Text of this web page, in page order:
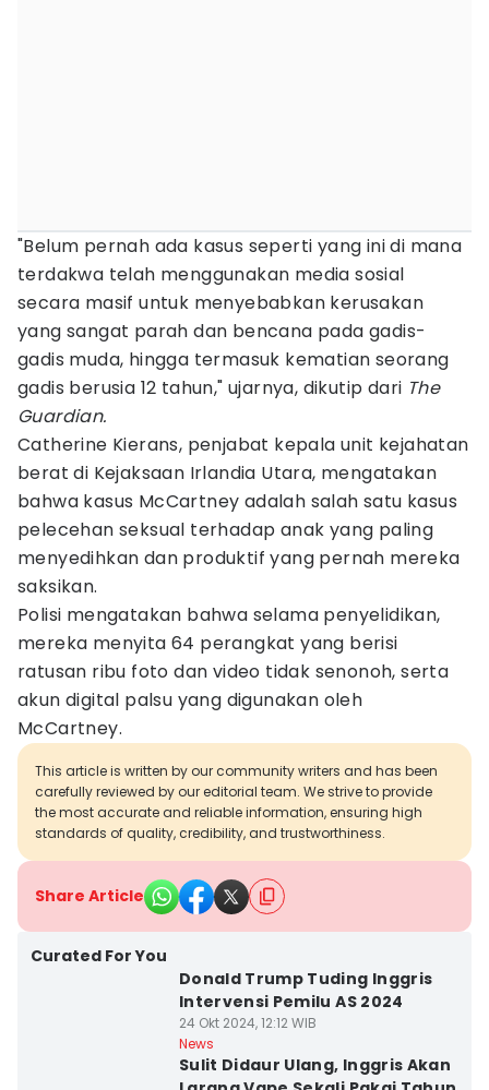
"Belum pernah ada kasus seperti yang ini di mana
terdakwa telah menggunakan media sosial
secara masif untuk menyebabkan kerusakan
yang sangat parah dan bencana pada gadis-
gadis muda, hingga termasuk kematian seorang
gadis berusia 12 tahun," ujarnya, dikutip dari The
Guardian.
Catherine Kierans, penjabat kepala unit kejahatan
berat di Kejaksaan Irlandia Utara, mengatakan
bahwa kasus McCartney adalah salah satu kasus
pelecehan seksual terhadap anak yang paling
menyedihkan dan produktif yang pernah mereka
saksikan.
Polisi mengatakan bahwa selama penyelidikan,
mereka menyita 64 perangkat yang berisi
ratusan ribu foto dan video tidak senonoh, serta
akun digital palsu yang digunakan oleh
McCartney.
This article is written by our community writers and has been
carefully reviewed by our editorial team. We strive to provide
the most accurate and reliable information, ensuring high
standards of quality, credibility, and trustworthiness.
Share Article
Curated For You
Donald Trump Tuding Inggris
Intervensi Pemilu AS 2024
24 Okt 2024, 12:12 WIB
News
Sulit Didaur Ulang, Inggris Akan